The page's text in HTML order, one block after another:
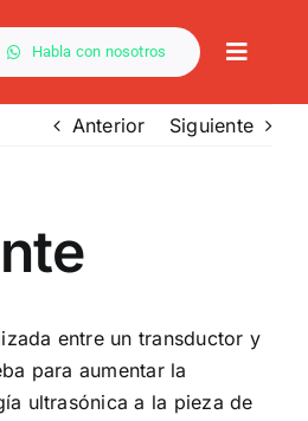
Habla con nosotros
Toggle
Anterior Siguiente
entre un transductor y
para aumentar la
ultrasónica a la pieza de